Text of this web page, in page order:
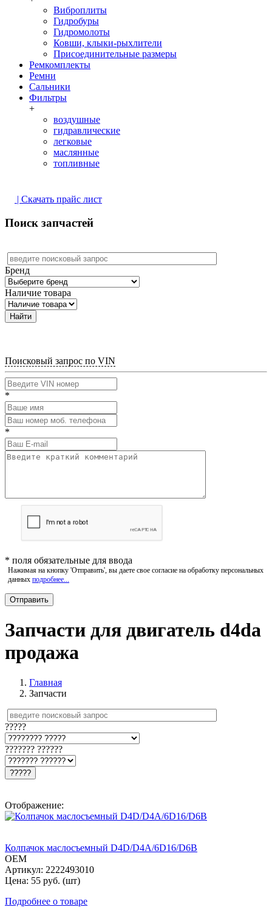
Виброплиты
Гидробуры
Гидромолоты
Ковши, клыки-рыхлители
Присоединительные размеры
Ремкомплекты
Ремни
Сальники
Фильтры
+
воздушные
гидравлические
легковые
маслянные
топливные
| Скачать прайс лист
Поиск запчастей
Бренд
Наличие товара
Найти
Поисковый запрос по VIN
*
*
* поля обязательные для ввода
Нажимая на кнопку 'Отправить', вы даете свое согласие на обработку персональных
данных подробнее...
Запчасти для двигатель d4da
продажа
Главная
Запчасти
?????
??????? ??????
?????
Отображение:
Колпачок маслосъемный D4D/D4A/6D16/D6B
OEM
Артикул: 2222493010
Цена: 55 руб. (шт)
Подробнее о товаре